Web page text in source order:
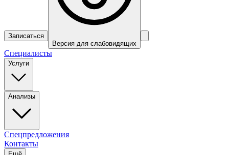
Записаться
Версия для слабовидящих
Специалисты
Услуги
Анализы
Спецпредложения
Контакты